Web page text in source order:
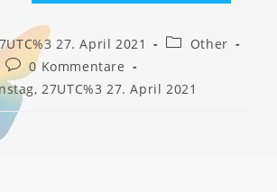
27. April 2021
Beitrags-
Other
Beitrags-
Kommentare:
0 Kommentare
27UTC%3 27. April 2021